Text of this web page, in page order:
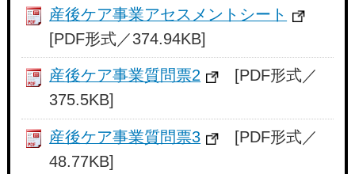
産後ケア事業アセスメントシート
[PDF形式／374.94KB]
産後ケア事業質問票2
[PDF形式／
375.5KB]
産後ケア事業質問票3
[PDF形式／
48.77KB]